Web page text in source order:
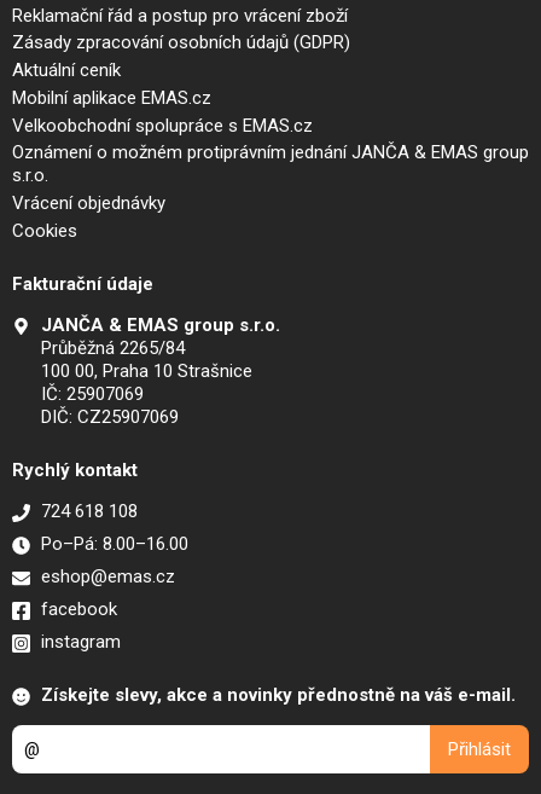
Reklamační řád a postup pro vrácení zboží
Zásady zpracování osobních údajů (GDPR)
Aktuální ceník
Mobilní aplikace EMAS.cz
Velkoobchodní spolupráce s EMAS.cz
Oznámení o možném protiprávním jednání JANČA & EMAS group
s.r.o.
Vrácení objednávky
Cookies
Fakturační údaje
JANČA & EMAS group s.r.o.
Průběžná 2265/84
100 00, Praha 10 Strašnice
IČ: 25907069
DIČ: CZ25907069
Rychlý kontakt
724 618 108
Po–Pá: 8.00–16.00
eshop@emas.cz
facebook
instagram
Získejte slevy, akce a novinky přednostně na váš e-mail.